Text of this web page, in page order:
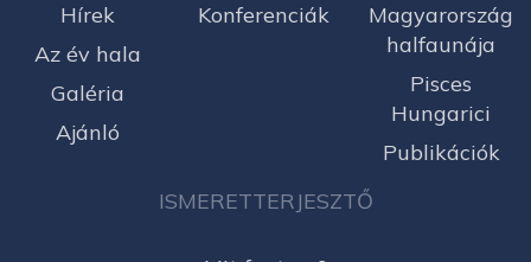
Hírek
Az év hala
Galéria
Ajánló
Konferenciák
Magyarország
halfaunája
Pisces
Hungarici
Publikációk
ISMERETTERJESZTŐ